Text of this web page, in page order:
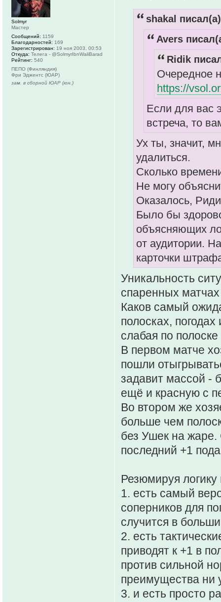
shakal
Avers
Ridik
Очередное
https://
Если для вас
встреча, то
Ух ты, значит,
удалиться.
Сколько
Не могу
Оказалось,
Было бы
объясняющих
от аудитории.
карточки
Уникальность
спаренных
Каков самый
полосках,
слабая по
В первом матче
пошли
задавит массой -
ещё и красную с
Во втором же
больше чем
без Ушек на
последний +1
Резюмируя логику
1. есть самый
соперников для
случится в
2. есть
приводят к +1 в
против сильной
преимущества ни
3. и есть просто
Solmyr
Мастер
Сообщений: 1159
Благодарностей: 169
Зарегистрирован: 19 ноя 2003, 00:53
Откуда: Телега - @SolmyrIbnWaliBarad
Рейтинг: 540
ПЕПО (Финляндия)
Фри Эджентс (ЮАР)
зам. в сборной ЮАР (юн.)